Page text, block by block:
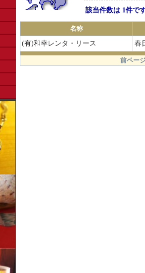
該当件数は 1件で
名称
(有)和幸レンタ・リース
春
.
前ペー